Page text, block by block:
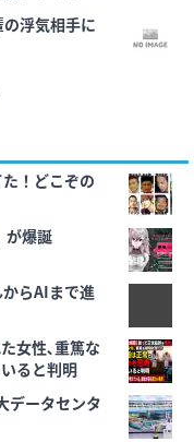
浮気相手に
！どこぞの
が爆誕
からAIまで進
女性､重篤な
ると判明
データセンタ